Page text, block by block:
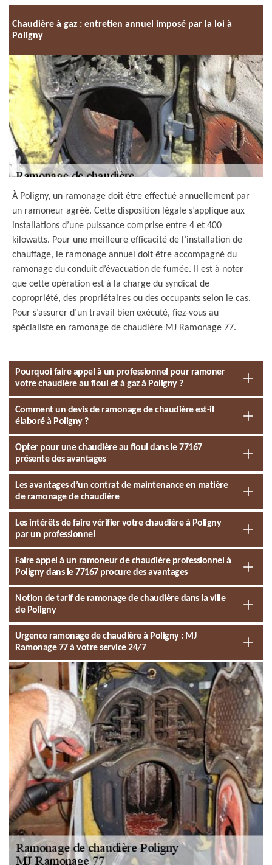
Chaudière à gaz : entretien annuel imposé par la loi à
Poligny
À Poligny, un ramonage doit être effectué annuellement par
un ramoneur agréé. Cette disposition légale s’applique aux
installations d’une puissance comprise entre 4 et 400
kilowatts. Pour une meilleure efficacité de l’installation de
chauffage, le ramonage annuel doit être accompagné du
ramonage du conduit d’évacuation de fumée. Il est à noter
que cette opération est à la charge du syndicat de
copropriété, des propriétaires ou des occupants selon le cas.
Pour s’assurer d’un travail bien exécuté, fiez-vous au
spécialiste en ramonage de chaudière MJ Ramonage 77.
Pourquoi faire appel à un professionnel pour ramoner
votre chaudière au fioul et à gaz à Poligny ?
Comment un devis de ramonage de chaudière est-il
élaboré à Poligny ?
Opter pour une chaudière au fioul dans le 77167
présente des avantages
Les avantages d’un contrat de maintenance en matière
de ramonage de chaudière
Les intérêts de faire vérifier votre chaudière à Poligny
par un professionnel
Faire appel à un ramoneur de chaudière professionnel à
Poligny dans le 77167 procure des avantages
Notion de tarif de ramonage de chaudière dans la ville
de Poligny
Urgence ramonage de chaudière à Poligny : MJ
Ramonage 77 à votre service 24/7